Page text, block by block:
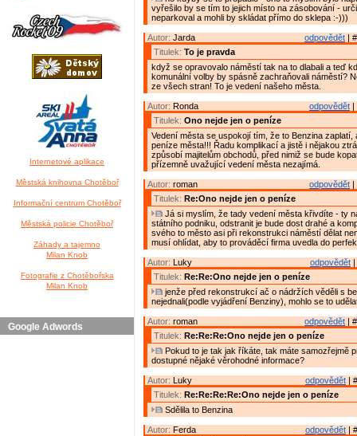
Internetové aplikace
Městská knihovna Chotěboř
Informační centrum Chotěboř
Městská policie Chotěboř
Záhady a tajemno
Milan Knob
Fotografie z Chotěbořska
Milan Knob
Google Adwords
vyřešilo by se tím to jejich místo na zásobování -
neparkoval a mohli by skládat přímo do sklepa :-)))
odpovědět |
Autor: Jarda
Titulek: To je pravda
když se opravovalo náměstí tak na to dlabali a teď
komunální volby by spásně zachraňovali náměstí?
ze všech stran! To je vedení našeho města.
odpovědět |
Autor: Ronda
Titulek: Ono nejde jen o peníze
Vedení města se uspokojí tím, že to Benzina zaplatí,
peníze města!!! Řadu komplikací a jistě i nějakou
způsobí majitelům obchodů, před nimiž se bude
přízemně uvažující vedení města nezajímá.
odpovědět |
Autor: roman
Titulek: Re:Ono nejde jen o peníze
Já si myslím, že tady vedení města křivdíte - ty
státního podniku, odstranit je bude dost drahé a
svého to město asi při rekonstrukci náměstí dělat
musí ohlídat, aby to prováděcí firma uvedla do
odpovědět
Autor: Luky
Titulek: Re:Re:Ono nejde jen o peníze
jenže před rekonstrukcí ač o nádržích věděli s
nejednali(podle vyjádření Benziny), mohlo se to
odpovědět |
Autor: roman
Titulek: Re:Re:Re:Ono nejde jen o peníze
Pokud to je tak jak říkáte, tak máte samozřejmě
dostupné nějaké věrohodné informace?
odpovědět |
Autor: Luky
Titulek: Re:Re:Re:Re:Ono nejde jen o peníze
Sdělila to Benzina
odpovědět |
Autor: Ferda